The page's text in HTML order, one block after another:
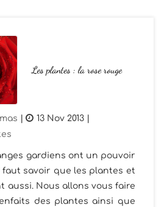
Les plantes : la rose rouge
| 13 Nov 2013
gardiens ont un pouvoir
faut savoir que les plantes et
aussi. Nous allons vous faire
des plantes ainsi que